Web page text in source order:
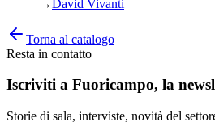
→David Vivanti
Torna al catalogo
Resta in contatto
Iscriviti a Fuoricampo, la
Storie di sala, interviste, novità del